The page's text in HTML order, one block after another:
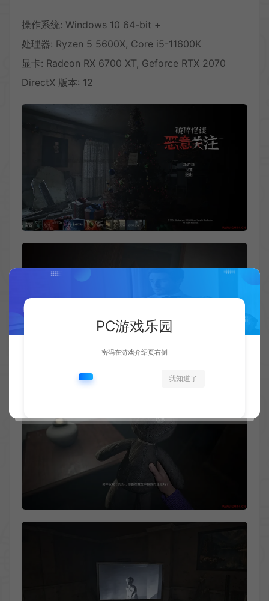
操作系统: Windows 10 64-bit +
处理器: Ryzen 5 5600X, Core i5-11600K
显卡: Radeon RX 6700 XT, Geforce RTX 2070
DirectX 版本: 12
PC游戏乐园
密码在游戏介绍页右侧
我知道了